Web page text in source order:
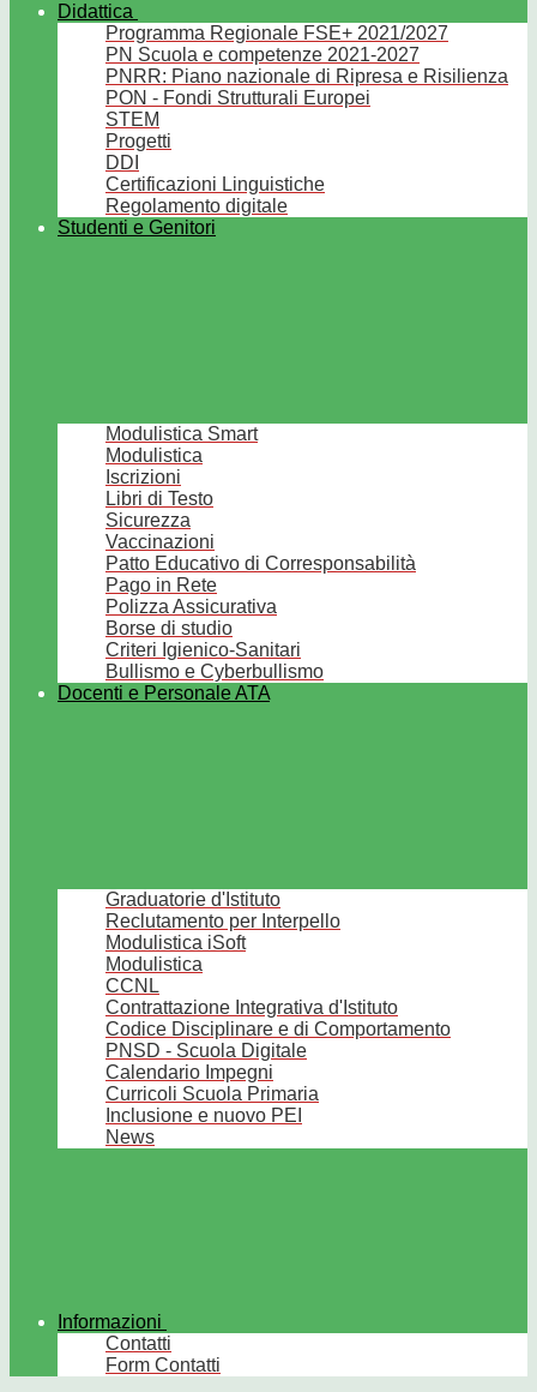
Didattica
Programma Regionale FSE+ 2021/2027
PN Scuola e competenze 2021-2027
PNRR: Piano nazionale di Ripresa e Risilienza
PON - Fondi Strutturali Europei
STEM
Progetti
DDI
Certificazioni Linguistiche
Regolamento digitale
Studenti e Genitori
Modulistica Smart
Modulistica
Iscrizioni
Libri di Testo
Sicurezza
Vaccinazioni
Patto Educativo di Corresponsabilità
Pago in Rete
Polizza Assicurativa
Borse di studio
Criteri Igienico-Sanitari
Bullismo e Cyberbullismo
Docenti e Personale ATA
Graduatorie d'Istituto
Reclutamento per Interpello
Modulistica iSoft
Modulistica
CCNL
Contrattazione Integrativa d'Istituto
Codice Disciplinare e di Comportamento
PNSD - Scuola Digitale
Calendario Impegni
Curricoli Scuola Primaria
Inclusione e nuovo PEI
News
Informazioni
Contatti
Form Contatti